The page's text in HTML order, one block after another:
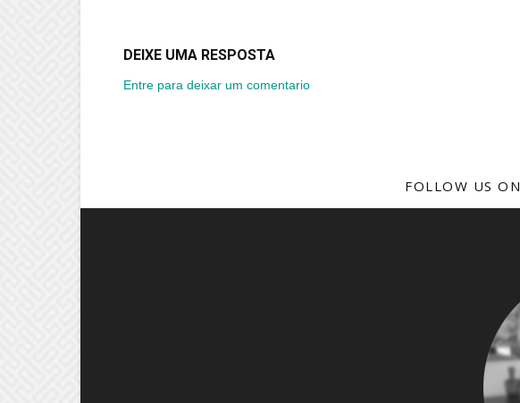
DEIXE UMA RESPOSTA
Entre para deixar um comentario
FOLLOW US